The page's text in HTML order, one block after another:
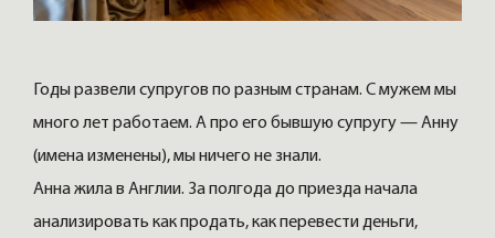
Годы развели супругов по разным странам. С мужем мы
много лет работаем. А про его бывшую супругу — Анну
(имена изменены), мы ничего не знали.
Анна жила в Англии. За полгода до приезда начала
анализировать как продать, как перевести деньги,